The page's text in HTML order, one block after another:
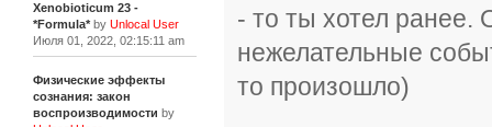
Xenobioticum 23 -
*Formula*by Unlocal User
Июля 01, 2022, 02:15:11 am
Физические эффекты
сознания: закон
воспроизводимости by
- то ты хотел ранее.
нежелательные
то произошло)